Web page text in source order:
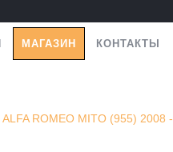
МАГАЗИН КОНТАКТЫ
ALFA ROMEO MITO (955) 2008 -